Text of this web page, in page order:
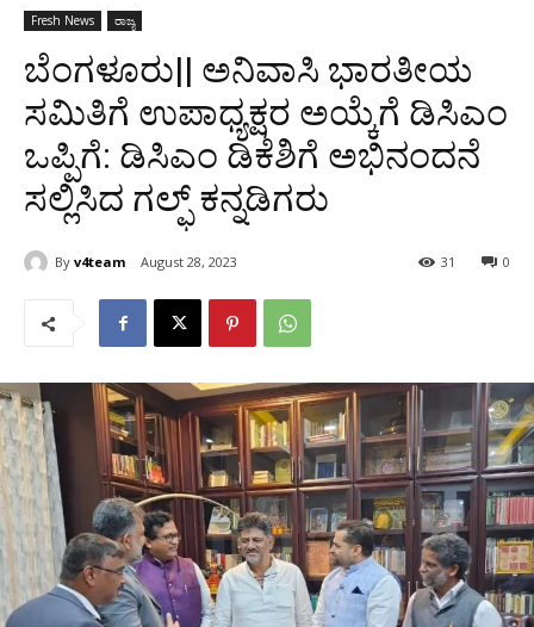
Fresh News ರಾಜ್ಯ
ಬೆಂಗಳೂರು|| ಅನಿವಾಸಿ ಭಾರತೀಯ
ಸಮಿತಿಗೆ ಉಪಾಧ್ಯಕ್ಷರ ಅಯ್ಕೆಗೆ ಡಿಸಿಎಂ
ಒಪ್ಪಿಗೆ: ಡಿಸಿಎಂ ಡಿಕೆಶಿಗೆ ಅಭಿನಂದನೆ
ಸಲ್ಲಿಸಿದ ಗಲ್ಫ್ ಕನ್ನಡಿಗರು
By v4team August 28, 2023 0
31